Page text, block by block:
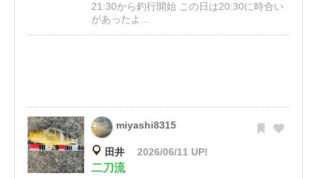
21:30から釣行開始 この日は20:30に時合い
があったよ...
miyashi8315
田井 2026/06/11 UP!
二刀流